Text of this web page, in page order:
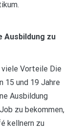
Ausbildung zu
viele Vorteile Die
15 und 19 Jahre
Ausbildung
zu bekommen,
kellnern zu